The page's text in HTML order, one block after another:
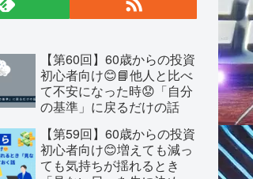
【第60回】60歳からの投資
初心者向け😊📘他人と比べ
て不安になった時😟「自分
の基準」に戻るだけの話
【第59回】60歳からの投資
初心者向け😊増えても減っ
ても気持ちが揺れるとき